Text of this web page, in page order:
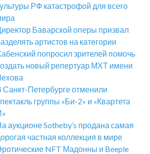
РФ катастрофой для всего
Баварской оперы призвал
артистов на категории
попросил зрителей помочь
новый репертуар МХТ имени
Санкт-Петербурге отменили
группы «Би-2» и «Квартета
аукционе Sotheby’s продана самая
частная коллекция в мире
NFT Мадонны и Beeple